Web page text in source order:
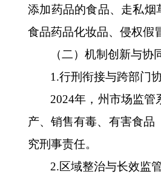
添加药品的食品、 走私烟
食品药品化妆品、侵权假
（二）机制创新与协
1.行刑衔接与跨部门
2024年，州市场监
产、销售有毒、有害食品
究刑事责任。
2.区域整治与长效监